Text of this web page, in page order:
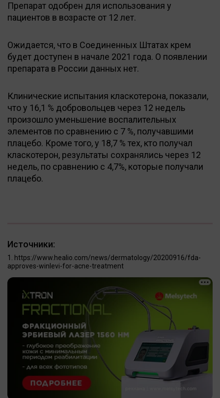
Препарат одобрен для использования у
пациентов в возрасте от 12 лет.
Ожидается, что в Соединенных Штатах крем
будет доступен в начале 2021 года. О появлении
препарата в России данных нет.
Клинические испытания класкотерона, показали,
что у 16,1 % добровольцев через 12 недель
произошло уменьшение воспалительных
элементов по сравнению с 7 %, получавшими
плацебо. Кроме того, у 18,7 % тех, кто получал
класкотерон, результаты сохранялись через 12
недель, по сравнению с 4,7%, которые получали
плацебо.
Источники:
https://www.healio.com/news/dermatology/20200916/fda-
approves-winlevi-for-acne-treatment